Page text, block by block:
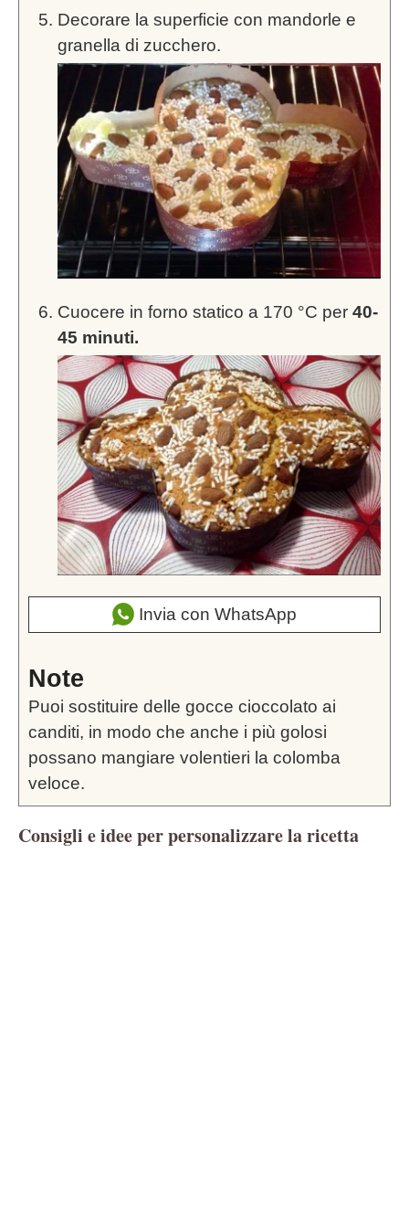
Decorare la superficie con mandorle e
granella di zucchero.
Cuocere in forno statico a 170 °C per 40-
45 minuti.
Invia con WhatsApp
Note
Puoi sostituire delle gocce cioccolato ai
canditi, in modo che anche i più golosi
possano mangiare volentieri la colomba
veloce.
Consigli e idee per personalizzare la ricetta